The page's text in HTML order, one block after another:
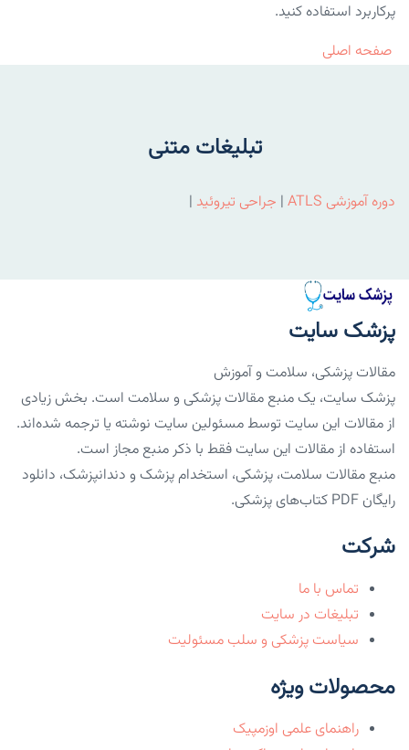
پرکاربرد استفاده کنید.
صفحه اصلی
تبلیغات متنی
دوره آموزشی ATLS | جراحی تیروئید |
پزشک سایت
مقالات پزشکی، سلامت و آموزش
پزشک سایت، یک منبع مقالات پزشکی و سلامت است. بخش زیادی
از مقالات این سایت توسط مسئولین سایت نوشته یا ترجمه شده‌اند.
استفاده از مقالات این سایت فقط با ذکر منبع مجاز است.
منبع مقالات سلامت، پزشکی، استخدام پزشک و دندانپزشک، دانلود
رایگان PDF کتاب‌های پزشکی.
شرکت
تماس با ما
تبلیغات در سایت
سیاست پزشکی و سلب مسئولیت
محصولات ویژه
راهنمای علمی اوزمپیک